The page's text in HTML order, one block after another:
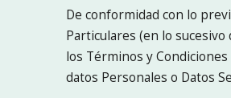
De conformidad con lo
Particulares (en lo
los Términos y
datos Personales o Datos